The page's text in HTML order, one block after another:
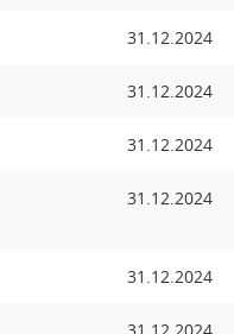
31.12.2024
31.12.2024
31.12.2024
31.12.2024
31.12.2024